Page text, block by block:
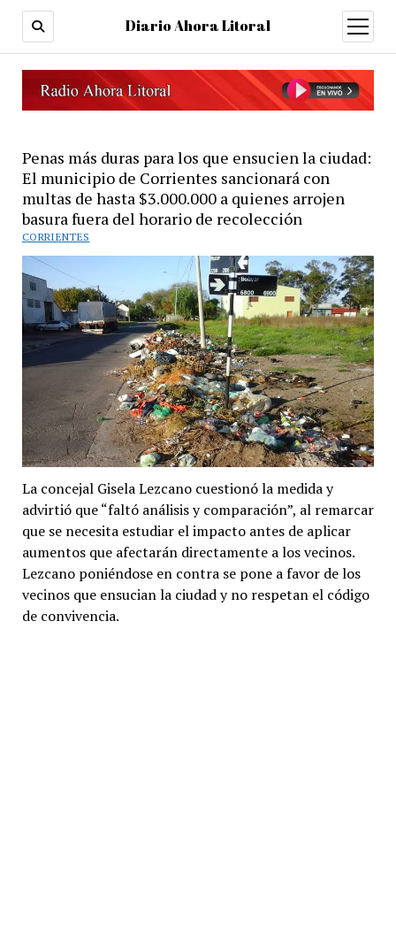
Diario Ahora Litoral
open
menu
Penas más duras para los que ensucien la ciudad:
El municipio de Corrientes sancionará con
multas de hasta $3.000.000 a quienes arrojen
basura fuera del horario de recolección
CORRIENTES
La concejal Gisela Lezcano cuestionó la medida y
advirtió que “faltó análisis y comparación”, al remarcar
que se necesita estudiar el impacto antes de aplicar
aumentos que afectarán directamente a los vecinos.
Lezcano poniéndose en contra se pone a favor de los
vecinos que ensucian la ciudad y no respetan el código
de convivencia.